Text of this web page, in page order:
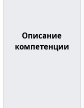
Описание
компетенции